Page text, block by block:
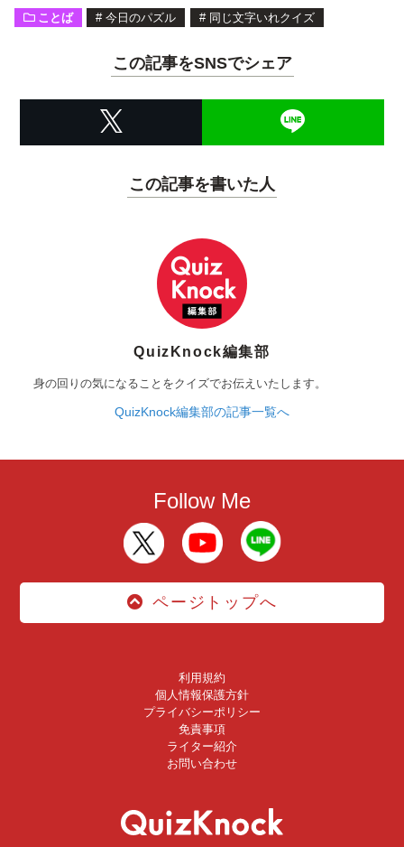
ことば # 今日のパズル # 同じ文字いれクイズ
この記事をSNSでシェア
この記事を書いた人
QuizKnock編集部
身の回りの気になることをクイズでお伝えいたします。
QuizKnock編集部の記事一覧へ
Follow Me
ページトップへ
利用規約
個人情報保護方針
プライバシーポリシー
免責事項
ライター紹介
お問い合わせ